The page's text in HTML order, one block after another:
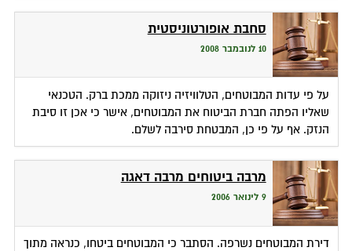
סחבת אופורטוניסטית
10 לנובמבר 2008
על פי עדות המבוטחים, הטלוויזיה ניזוקה ממכת ברק. הטכנאי
שאליו הפתה חברת הביטוח את המבוטחים, אישר כי אכן זו סיבת
הנזק. אף על פי כן, המבטחת סירבה לשלם.
מרבה ביטוחים מרבה דאגה
9 לינואר 2006
דירת המבוטחים נשרפה. הסתבר כי המבוטחים ביטחו, כנראה מתוך